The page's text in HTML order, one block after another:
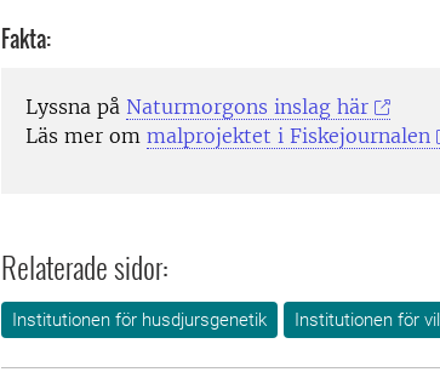
Fakta:
Lyssna på Naturmorgons inslag här
Läs mer om malprojektet i Fiskejournalen
Relaterade sidor:
Institutionen för husdjursgenetik Institutionen för